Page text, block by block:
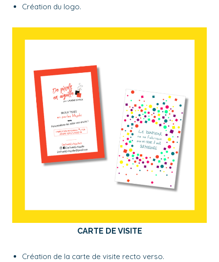
Création du logo.
CARTE DE VISITE
Création de la carte de visite recto verso.